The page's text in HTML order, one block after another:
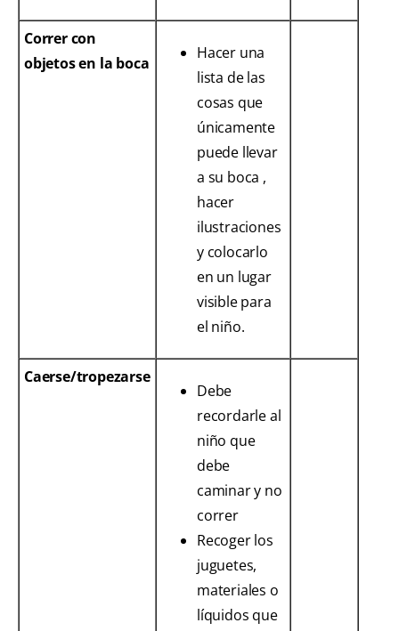
Correr con
objetos en la boca
Hacer una
lista de las
cosas que
únicamente
puede llevar
a su boca ,
hacer
ilustraciones
y colocarlo
en un lugar
visible para
el niño.
Caerse/tropezarse
Debe
recordarle al
niño que
debe
caminar y no
correr
Recoger los
juguetes,
materiales o
líquidos que